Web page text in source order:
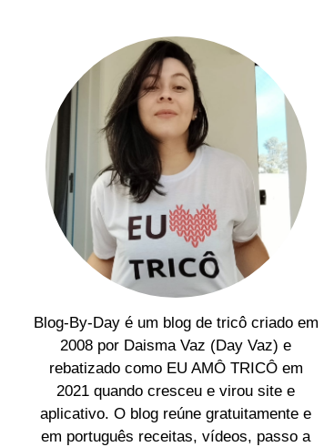
Blog-By-Day é um blog de tricô criado em
2008 por Daisma Vaz (Day Vaz) e
rebatizado como EU AMÔ TRICÔ em
2021 quando cresceu e virou site e
aplicativo. O blog reúne gratuitamente e
em português receitas, vídeos, passo a